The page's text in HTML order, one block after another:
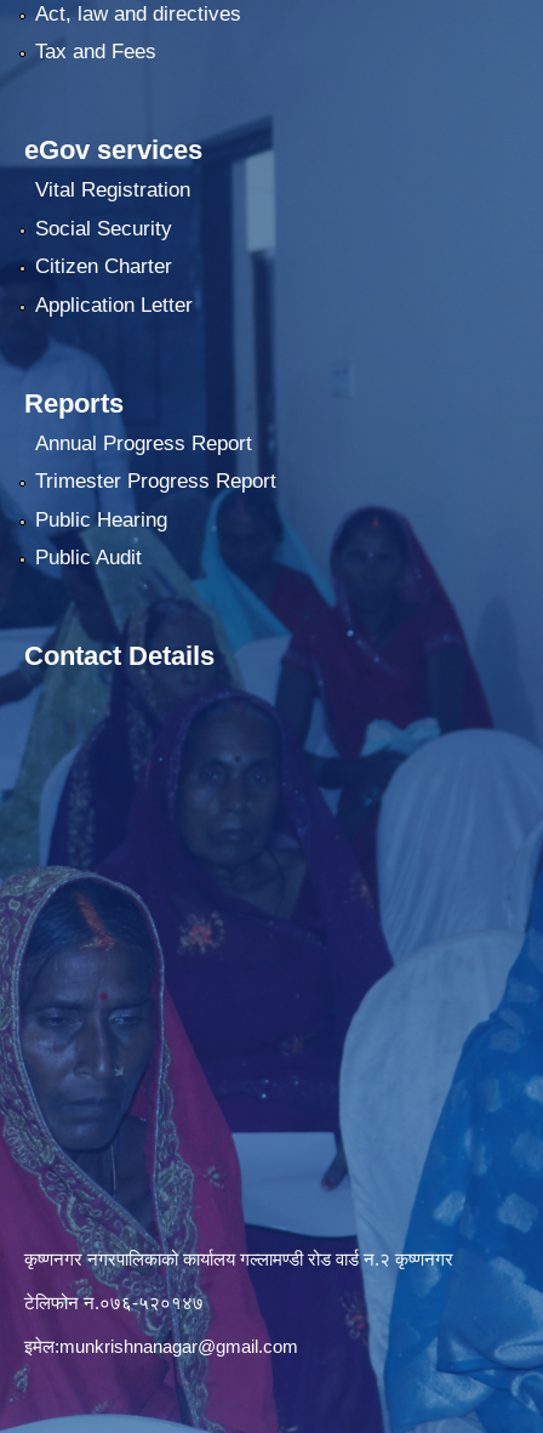
Act, law and directives
Tax and Fees
eGov services
Vital Registration
Social Security
Citizen Charter
Application Letter
Reports
Annual Progress Report
Trimester Progress Report
Public Hearing
Public Audit
Contact Details
कृष्णनगर नगरपालिकाको कार्यालय गल्लामण्डी रोड वार्ड न.२ कृष्णनगर
टेलिफोन न.०७६-५२०१४७
इमेल:munkrishnanagar@gmail.com